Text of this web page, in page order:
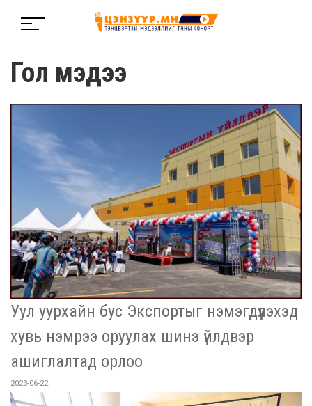
Гол мэдээ
Уул уурхайн бус Экспортыг нэмэгдүүлэхэд
хувь нэмрээ оруулах шинэ үйлдвэр
ашиглалтад орлоо
2023-06-22